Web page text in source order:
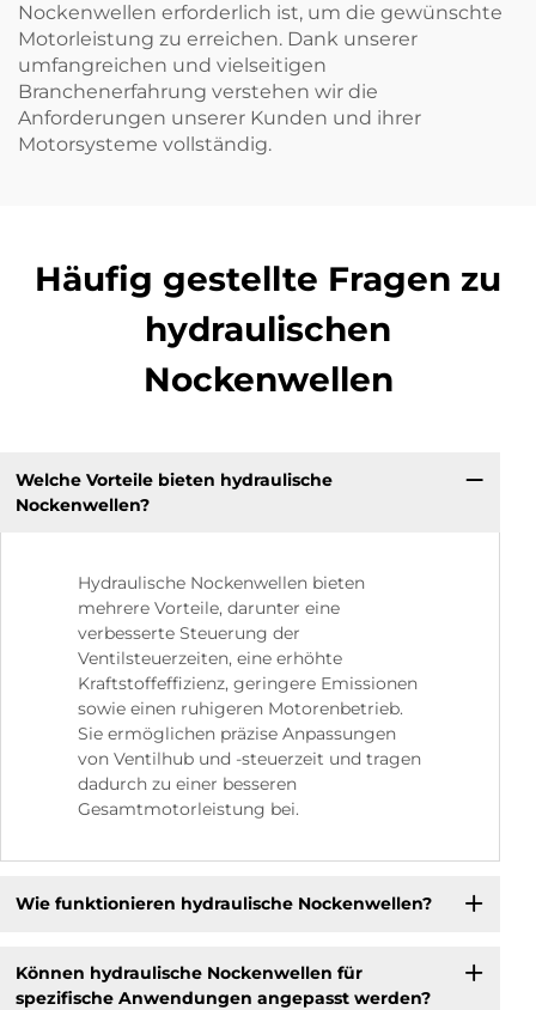
Nockenwellen erforderlich ist, um die gewünschte
Motorleistung zu erreichen. Dank unserer
umfangreichen und vielseitigen
Branchenerfahrung verstehen wir die
Anforderungen unserer Kunden und ihrer
Motorsysteme vollständig.
Häufig gestellte Fragen zu
hydraulischen
Nockenwellen
Welche Vorteile bieten hydraulische
Nockenwellen?
Hydraulische Nockenwellen bieten
mehrere Vorteile, darunter eine
verbesserte Steuerung der
Ventilsteuerzeiten, eine erhöhte
Kraftstoffeffizienz, geringere Emissionen
sowie einen ruhigeren Motorenbetrieb.
Sie ermöglichen präzise Anpassungen
von Ventilhub und -steuerzeit und tragen
dadurch zu einer besseren
Gesamtmotorleistung bei.
Wie funktionieren hydraulische Nockenwellen?
Können hydraulische Nockenwellen für
spezifische Anwendungen angepasst werden?